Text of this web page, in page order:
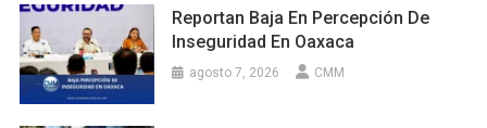
Reportan Baja En Percepción De
Inseguridad En Oaxaca
agosto 7, 2026 CMM